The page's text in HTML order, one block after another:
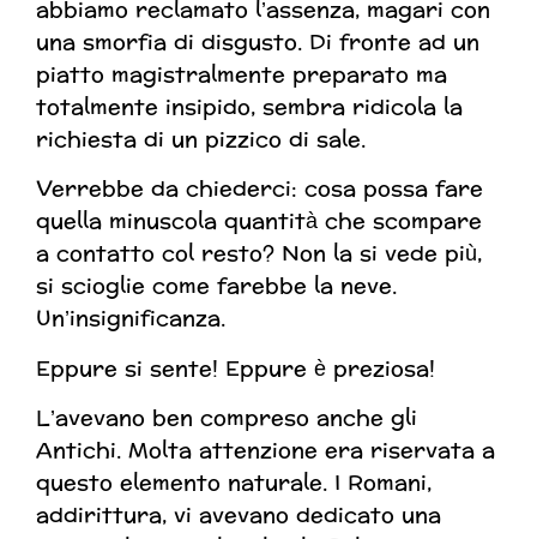
abbiamo reclamato l’assenza, magari con
una smorfia di disgusto. Di fronte ad un
piatto magistralmente preparato ma
totalmente insipido, sembra ridicola la
richiesta di un pizzico di sale.
Verrebbe da chiederci: cosa possa fare
quella minuscola quantità che scompare
a contatto col resto? Non la si vede più,
si scioglie come farebbe la neve.
Un’insignificanza.
Eppure si sente! Eppure è preziosa!
L’avevano ben compreso anche gli
Antichi. Molta attenzione era riservata a
questo elemento naturale. I Romani,
addirittura, vi avevano dedicato una